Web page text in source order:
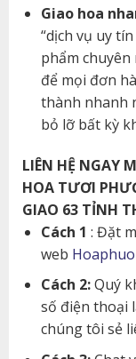
Giao hoa
“dịch vụ uy
phẩm
để mọi đơn
thành nhanh
bỏ lỡ bất kỳ
LIÊN HỆ NGAY
HOA TƯƠI
GIAO 63 TỈNH
Cách 1 : Đặt
web
Cách 2:Quý
số điện thoại
chúng tôi sẻ